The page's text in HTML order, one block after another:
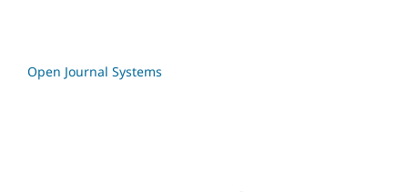
Open Journal Systems